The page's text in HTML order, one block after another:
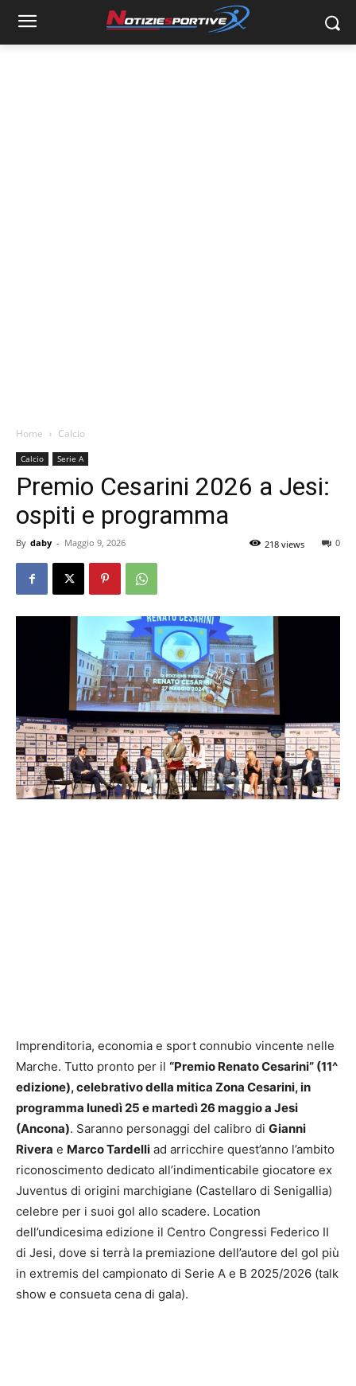
Home Calcio
Calcio Serie A
Premio Cesarini 2026 a Jesi:
ospiti e programma
By daby - Maggio 9, 2026 0
218 views
Imprenditoria, economia e sport connubio vincente nelle
Marche. Tutto pronto per il “Premio Renato Cesarini” (11^
edizione), celebrativo della mitica Zona Cesarini, in
programma lunedì 25 e martedì 26 maggio a Jesi
(Ancona). Saranno personaggi del calibro di Gianni
Rivera e Marco Tardelli ad arricchire quest’anno l’ambito
riconoscimento dedicato all’indimenticabile giocatore ex
Juventus di origini marchigiane (Castellaro di Senigallia)
celebre per i suoi gol allo scadere. Location
dell’undicesima edizione il Centro Congressi Federico II
di Jesi, dove si terrà la premiazione dell’autore del gol più
in extremis del campionato di Serie A e B 2025/2026 (talk
show e consueta cena di gala).